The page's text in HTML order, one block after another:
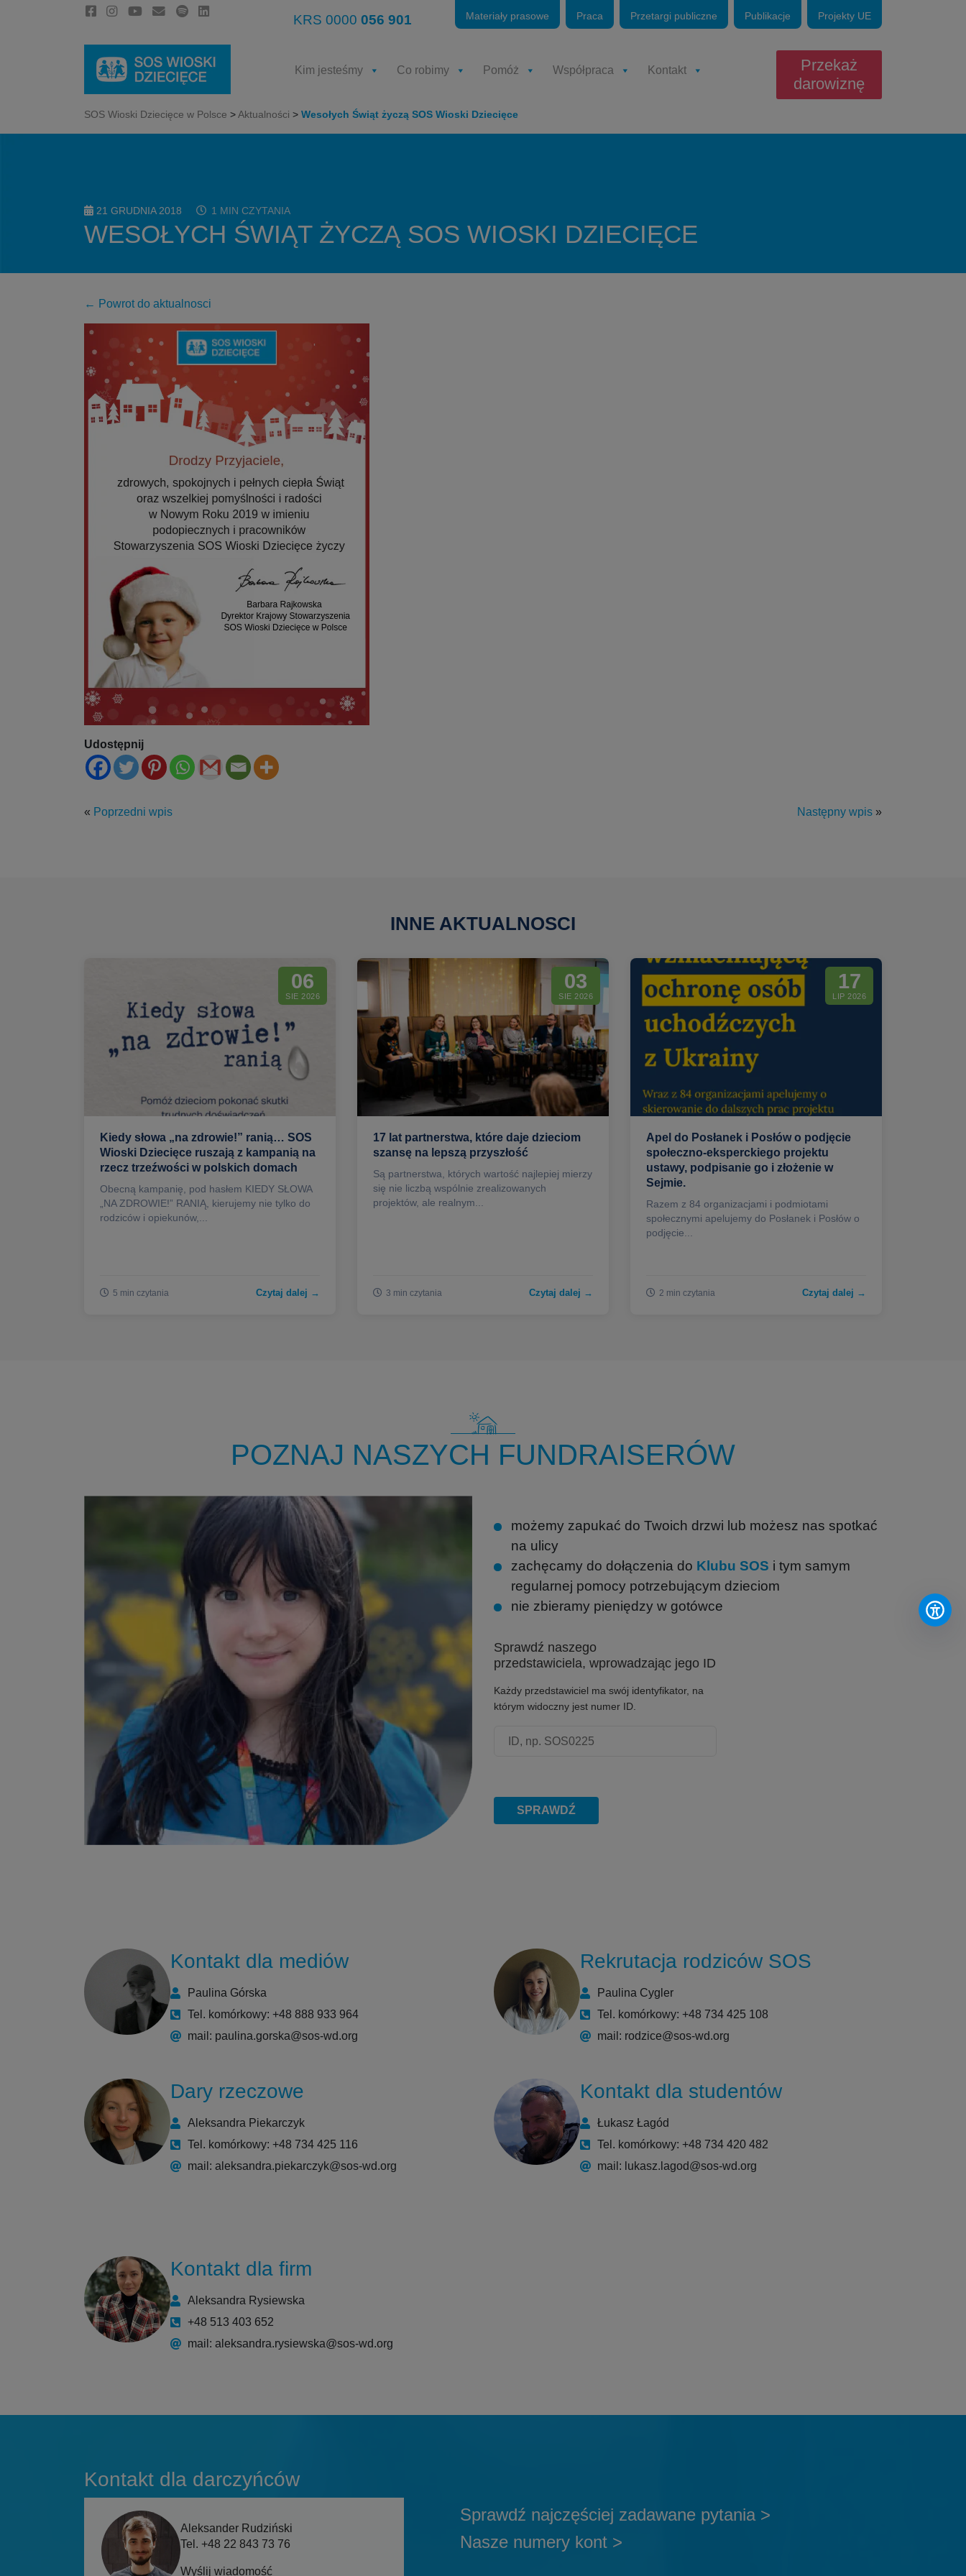
KRS 0000 056 901 Materiały prasowe Praca Przetargi publiczne Publikacje Projekty UE
Kim jesteśmy Co robimy Pomóż Współpraca Kontakt
Przekaż
darowiznę
SOS Wioski Dziecięce w Polsce >Aktualności > Wesołych Świąt życzą SOS Wioski Dziecięce
21 GRUDNIA 2018 1 MIN CZYTANIA
WESOŁYCH ŚWIĄT ŻYCZĄ SOS WIOSKI DZIECIĘCE
← Powrot do aktualnosci
Udostępnij
« Poprzedni wpis Następny wpis »
INNE AKTUALNOSCI
06
SIE 2026
Kiedy słowa „na zdrowie!” ranią… SOS
Wioski Dziecięce ruszają z kampanią na
rzecz trzeźwości w polskich domach
Obecną kampanię, pod hasłem KIEDY SŁOWA
„NA ZDROWIE!” RANIĄ, kierujemy nie tylko do
rodziców i opiekunów,...
5 min czytania Czytaj dalej →
03
SIE 2026
17 lat partnerstwa, które daje dzieciom
szansę na lepszą przyszłość
Są partnerstwa, których wartość najlepiej mierzy
się nie liczbą wspólnie zrealizowanych
projektów, ale realnym...
3 min czytania Czytaj dalej →
17
LIP 2026
Apel do Posłanek i Posłów o podjęcie
społeczno-eksperckiego projektu
ustawy, podpisanie go i złożenie w
Sejmie.
Razem z 84 organizacjami i podmiotami
społecznymi apelujemy do Posłanek i Posłów o
podjęcie...
2 min czytania Czytaj dalej →
POZNAJ NASZYCH FUNDRAISERÓW
możemy zapukać do Twoich drzwi lub możesz nas spotkać
na ulicy
zachęcamy do dołączenia do Klubu SOS i tym samym
regularnej pomocy potrzebującym dzieciom
nie zbieramy pieniędzy w gotówce
Sprawdź naszego
przedstawiciela, wprowadzając jego ID
Każdy przedstawiciel ma swój identyfikator, na
którym widoczny jest numer ID.
SPRAWDŹ
Kontakt dla mediów
Paulina Górska
Tel. komórkowy: +48 888 933 964
mail: paulina.gorska@sos-wd.org
Rekrutacja rodziców SOS
Paulina Cygler
Tel. komórkowy: +48 734 425 108
mail: rodzice@sos-wd.org
Dary rzeczowe
Aleksandra Piekarczyk
Tel. komórkowy: +48 734 425 116
mail: aleksandra.piekarczyk@sos-wd.org
Kontakt dla studentów
Łukasz Łagód
Tel. komórkowy: +48 734 420 482
mail: lukasz.lagod@sos-wd.org
Kontakt dla firm
Aleksandra Rysiewska
+48 513 403 652
mail: aleksandra.rysiewska@sos-wd.org
Kontakt dla darczyńców
Aleksander Rudziński
Tel. +48 22 843 73 76
Wyślij wiadomość
Sprawdź najczęściej zadawane pytania >
Nasze numery kont >